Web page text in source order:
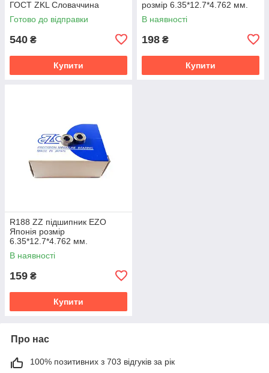
ГОСТ ZKL Словаччина
Готово до відправки
540 ₴
Купити
розмір 6.35*12.7*4.762 мм.
В наявності
198 ₴
Купити
R188 ZZ підшипник EZO
Японія розмір
6.35*12.7*4.762 мм.
В наявності
159 ₴
Купити
Про нас
100% позитивних з 703 відгуків за рік